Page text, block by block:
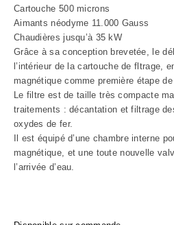
Cartouche 500 microns
Aimants néodyme 11.000 Gauss
Chaudières jusqu’à 35 kW
Grâce à sa conception brevetée, le
l’intérieur de la cartouche de fltrage,
magnétique comme première étape
Le filtre est de taille très compacte
traitements : décantation et filtrage
oxydes de fer.
Il est équipé d’une chambre interne
magnétique, et une toute nouvelle
l’arrivée d’eau.